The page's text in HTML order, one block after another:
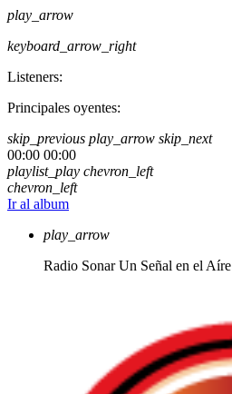
play_arrow
keyboard_arrow_right
Listeners:
Principales oyentes:
skip_previous play_arrow skip_next
00:00 00:00
playlist_play chevron_left
chevron_left
Ir al album
play_arrow
Radio Sonar Un Señal en el Aíre